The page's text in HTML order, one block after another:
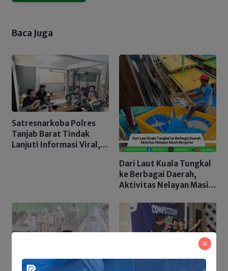
Baca Juga
Satresnarkoba Polres
Tanjab Barat Tindak
Lanjuti Informasi Viral,
Dari Laut Kuala Tungkal
ke Berbagai Daerah,
Aktivitas Nelayan Masih